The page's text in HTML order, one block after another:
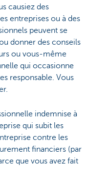
causiez des
entreprises ou à des
peuvent se
donner des conseils
ou vous-même
qui occasionne
responsable. Vous
indemnise à
qui subit les
contre les
financiers (par
que vous avez fait